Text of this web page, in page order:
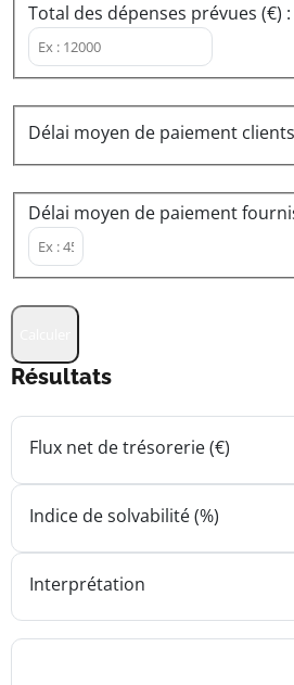
Total des dépenses prévues (€) :
Délai moyen de paiement
Délai moyen de paiement
Résultats
Flux net de trésorerie (€)
Indice de solvabilité (%)
Interprétation